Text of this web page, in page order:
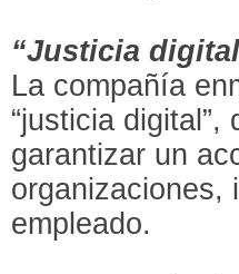
“Justicia
La compañía
“justicia
garantizar un
organizaciones,
empleado.